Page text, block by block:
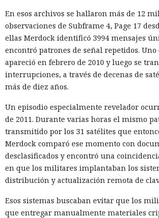
En esos archivos se hallaron más de 12
observaciones de Subframe 4, Page 17
ellas Merdock identificó 3994 mensajes
encontró patrones de señal repetidos. Uno
apareció en febrero de 2010 y luego se
interrupciones, a través de decenas de
más de diez años.
Un episodio especialmente revelador
de 2011. Durante varias horas el mismo
transmitido por los 31 satélites que
Merdock comparó ese momento con
desclasificados y encontró una
en que los militares implantaban los
distribución y actualización remota de
Esos sistemas buscaban evitar que los
que entregar manualmente materiales